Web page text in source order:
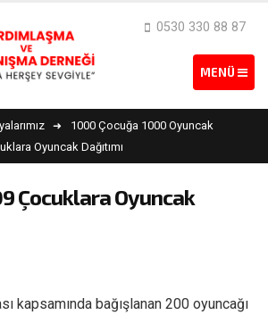
0530 330 88 87
1000 Çocuğa 1000 Oyuncak
Oyuncak Dağıtımı
Çocuklara Oyuncak
kapsamında bağışlanan 200 oyuncağı